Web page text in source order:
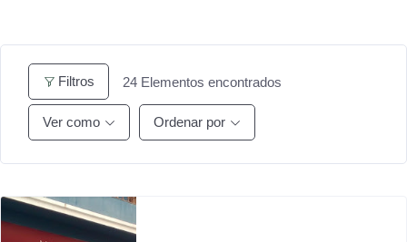
Filtros 24 Elementos encontrados
Ver como Ordenar por